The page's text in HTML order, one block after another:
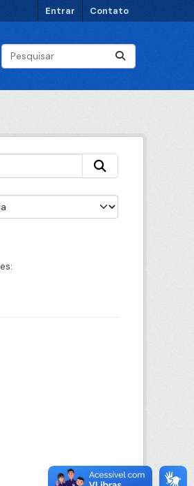
Entrar Contato